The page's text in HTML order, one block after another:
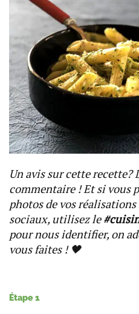
Un avis sur cette recette?
commentaire ! Et si vous
photos de vos
sociaux, utilisez le
pour nous identifier, on
vous faites ! 🖤
Étape 1